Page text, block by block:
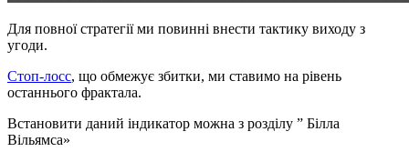
Для повної стратегії ми повинні внести тактику виходу з
угоди.
Стоп-лосс, що обмежує збитки, ми ставимо на рівень
останнього фрактала.
Встановити даний індикатор можна з розділу ” Білла
Вільямса»